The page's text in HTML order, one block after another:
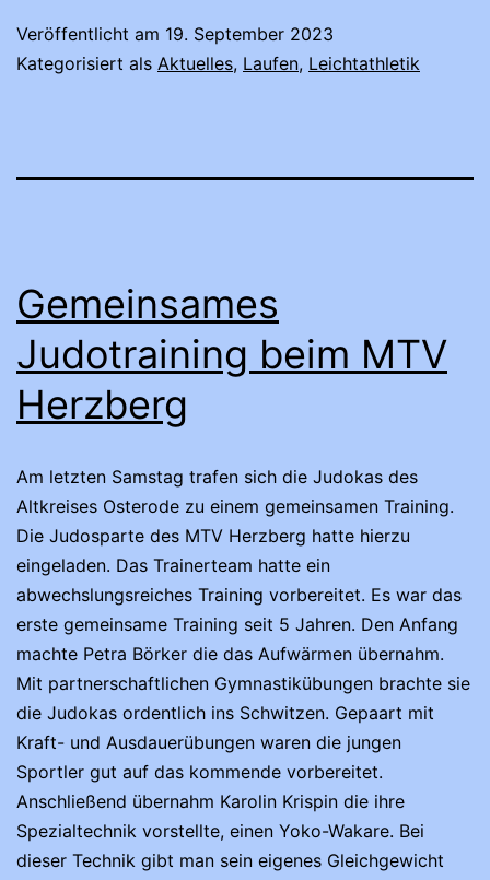
Veröffentlicht am 19. September 2023
Kategorisiert als Aktuelles, Laufen, Leichtathletik
Gemeinsames
Judotraining beim MTV
Herzberg
Am letzten Samstag trafen sich die Judokas des
Altkreises Osterode zu einem gemeinsamen Training.
Die Judosparte des MTV Herzberg hatte hierzu
eingeladen. Das Trainerteam hatte ein
abwechslungsreiches Training vorbereitet. Es war das
erste gemeinsame Training seit 5 Jahren. Den Anfang
machte Petra Börker die das Aufwärmen übernahm.
Mit partnerschaftlichen Gymnastikübungen brachte sie
die Judokas ordentlich ins Schwitzen. Gepaart mit
Kraft- und Ausdauerübungen waren die jungen
Sportler gut auf das kommende vorbereitet.
Anschließend übernahm Karolin Krispin die ihre
Spezialtechnik vorstellte, einen Yoko-Wakare. Bei
dieser Technik gibt man sein eigenes Gleichgewicht